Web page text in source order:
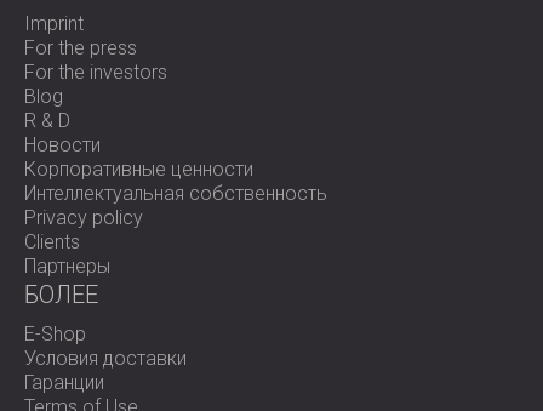
Imprint
For the press
For the investors
Blog
R & D
Новости
Корпоративные ценности
Интеллектуальная собственность
Privacy policy
Clients
Партнеры
БОЛЕЕ
E-Shop
Условия доставки
Гаранции